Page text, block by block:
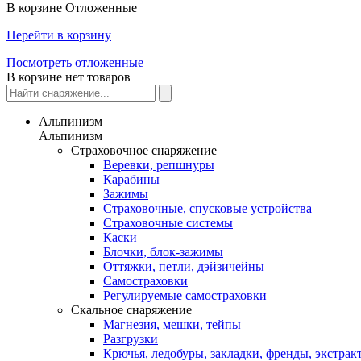
В корзине Отложенные
Перейти в корзину
Посмотреть отложенные
В корзине нет товаров
Альпинизм
Альпинизм
Страховочное снаряжение
Веревки, репшнуры
Карабины
Зажимы
Страховочные, спусковые устройства
Страховочные системы
Каски
Блочки, блок-зажимы
Оттяжки, петли, дэйзичейны
Самостраховки
Регулируемые самостраховки
Скальное снаряжение
Магнезия, мешки, тейпы
Разгрузки
Крючья, ледобуры, закладки, френды,